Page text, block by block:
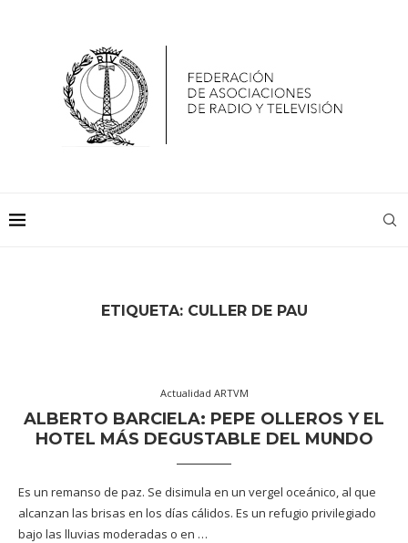
ETIQUETA: CULLER DE PAU
Actualidad ARTVM
ALBERTO BARCIELA: PEPE OLLEROS Y EL
HOTEL MÁS DEGUSTABLE DEL MUNDO
Es un remanso de paz. Se disimula en un vergel oceánico, al que
alcanzan las brisas en los días cálidos. Es un refugio privilegiado
bajo las lluvias moderadas o en …